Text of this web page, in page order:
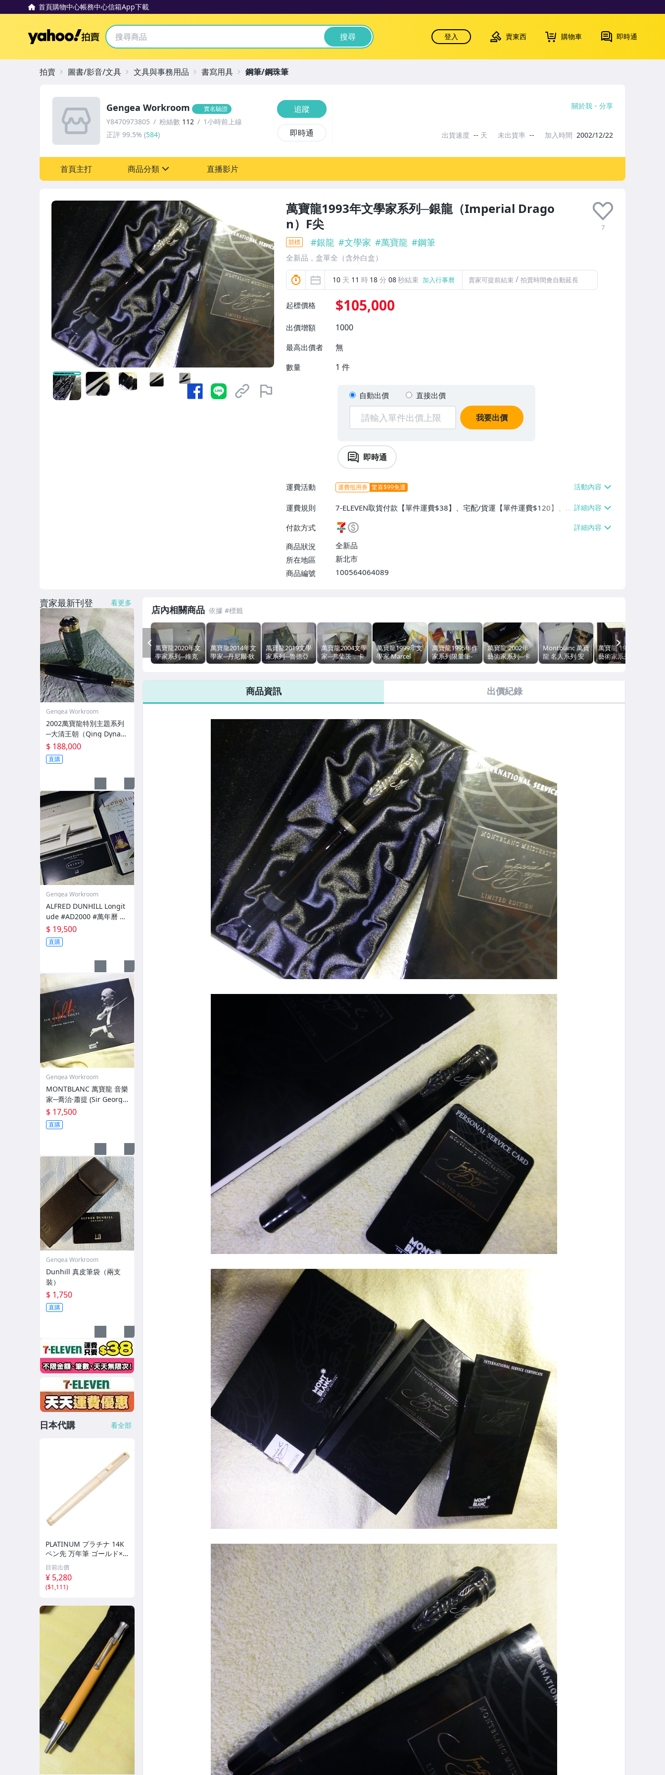
首頁購物中心帳務中心信箱App下載
Yahoo拍賣 搜尋 登入 賣東西 購物車 即時通
萬寶龍1993年文學家系列─銀龍（Imperial Drago
n）F尖
7
競標 #銀龍 #文學家 #萬寶龍 #鋼筆
全新品，盒單全（含外白盒）
10 天 11 時 18 分 06秒結束 加入行事曆 賣家可提前結束 / 拍賣時間會自動延長
起標價格 $105,000
出價增額 1000
最高出價者 無
數量 1 件
自動出價 直接出價
我要出價
即時通
運費活動 運費抵用券 驚喜$99免運
運費規則
7-ELEVEN取貨付款【單件運費$38】、宅配/貨運【單件運費$120】、
面交/自取/不寄送【免運費】
付款方式
商品狀況
全新品
所在地區
新北市
商品編號
100564064089
Gengea Workroom 實名驗證
Y8470973805 粉絲數 112
1小時前上線
正評 99.5% (584)
追蹤
即時通
關於我 分享
出貨速度 -- 天 未出貨率 -- 加入時間 2002/12/22
首頁主打 商品分類
男性精品與服飾
直播影片
拍賣 圖書/影音/文具 文具與事務用品 書寫用具 鋼筆/鋼珠筆
店內相關商品
萬寶龍2020年文
學家系列─維克
多．雨果
萬寶龍2014年文
學家─丹尼爾‧狄
福(Daniel
萬寶龍2019文學
家系列─魯德亞
德・吉卜林
筆/F尖
萬寶龍2004文學
家─弗蘭茨．卡
夫卡（Franz
萬寶龍1999年文
學家 Marcel
PROUST 布魯斯
F尖無盒單）
萬寶龍1995年作
家系列限量筆-
伏爾泰 F
萬寶龍 2002年
藝術家系列─卡
內基紀念限量鋼
Montblanc 萬寶
龍 名人系列 安
迪沃荷 ANDY
筆/M尖
萬寶龍 1992年
藝術家系列─羅
倫佐(Lorenzo
量鋼筆 / F尖
PREV
商品資訊 出價紀錄
賣家最新刊登 看更多
Gengea Workroom
2002萬寶龍特別主題系列
─大清王朝（Qing Dynast
y）F尖 09**/2002
$ 188,000
直購
Gengea Workroom
ALFRED DUNHILL Longit
ude #AD2000 #萬年曆 18
K 限量鋼筆 M尖
$ 19,500
直購
Gengea Workroom
MONTBLANC 萬寶龍 音樂
家─喬治·蕭提 (Sir Georg
Solti) 鋼筆 M 尖
$ 17,500
直購
Gengea Workroom
Dunhill 真皮筆袋（兩支
裝）
$ 1,750
直購
日本代購 看全部
PLATINUM プラチナ 14K
ペン先 万年筆 ゴールド×
ホワイト系【いおき質店】
目前出價
¥ 5,280
($1,111)